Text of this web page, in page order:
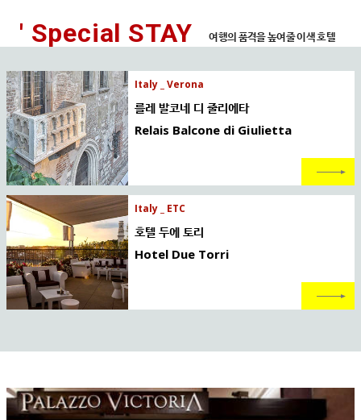
' Special STAY 여행의 품격을 높여줄 이색 호텔
Italy _ Verona
를레 발코네 디 줄리에타
Relais Balcone di Giulietta
Italy _ ETC
호텔 두에 토리
Hotel Due Torri